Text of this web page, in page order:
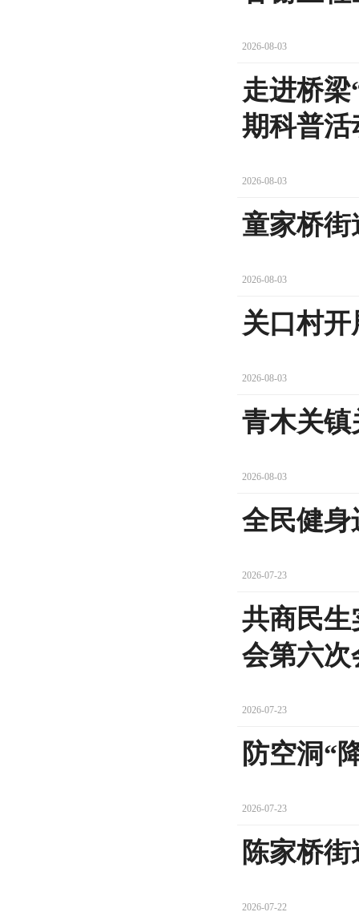
2026-08-03
走进桥
期科普活
2026-08-03
童家桥街
2026-08-03
关口村
2026-08-03
青木关镇
2026-08-03
全民健身
2026-07-23
共商民生
会第六次
2026-07-23
防空洞“
2026-07-23
陈家桥
2026-07-22